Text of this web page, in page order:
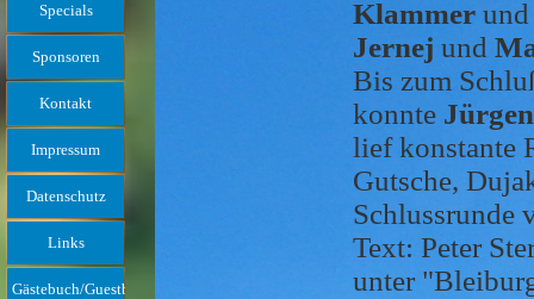
Specials
Sponsoren
Kontakt
Impressum
Datenschutz
Links
Gästebuch/Guestbook
Klammer und
Jernej und
Bis zum
konnte
lief konstante
Gutsche,
Schlussrunde
Text: Peter
unter